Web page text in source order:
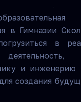
в Гимназии
в
и инженерию
создания